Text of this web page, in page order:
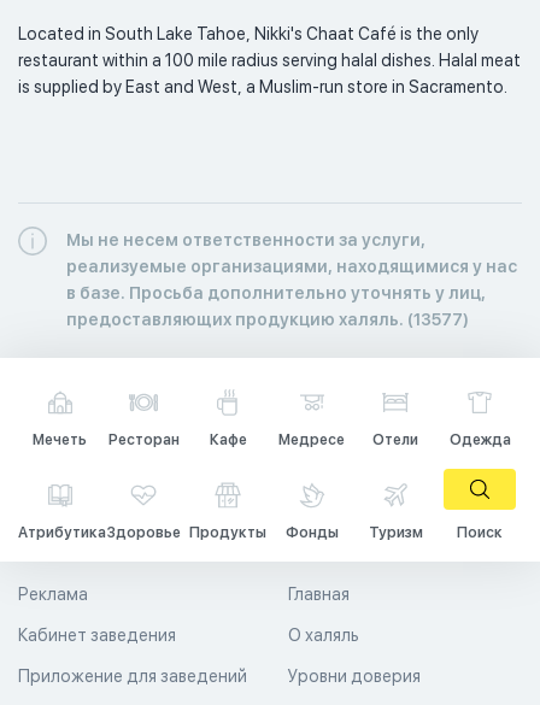
Located in South Lake Tahoe, Nikki's Chaat Café is the only
restaurant within a 100 mile radius serving halal dishes. Halal meat
is supplied by East and West, a Muslim-run store in Sacramento.
Мы не несем ответственности за услуги,
реализуемые организациями, находящимися у нас
в базе. Просьба дополнительно уточнять у лиц,
предоставляющих продукцию халяль. (13577)
Мечеть Ресторан Кафе Медресе Отели Одежда
АтрибутикаЗдоровье Продукты Фонды Туризм Поиск
Главная
О халяль
Уровни доверия
Реклама
Кабинет заведения
Приложение для заведений